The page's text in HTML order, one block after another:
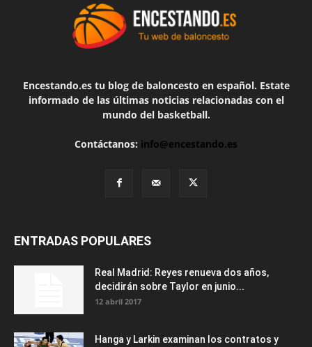
Encestando.es tu blog de baloncesto en español. Estate
informado de las últimas noticias relacionadas con el
mundo del basketball.
Contáctanos: info@encestando.es
ENTRADAS POPULARES
Real Madrid: Reyes renueva dos años,
decidirán sobre Taylor en junio...
12 abril 2017
Hanga y Larkin examinan los contratos y